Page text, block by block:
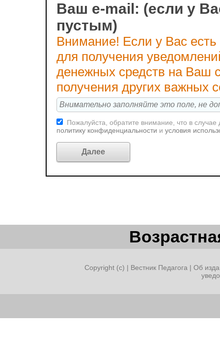
Ваш e-mail: (если у
пустым)
Внимание! Если у Вас
для получения
денежных средств на Ваш
получения других важных
Пожалуйста, обратите внимание, что в
политику конфиденциальности и условия
Copyright (c) | Вестник Педагога | Об